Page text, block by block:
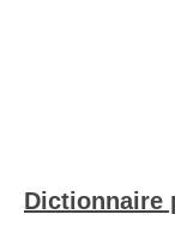
Dictionnaire